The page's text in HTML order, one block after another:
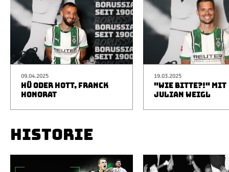
09.04.2025
HÜ ODER HOTT, FRANCK
HONORAT
19.03.2025
"WIE BITTE?!" MIT
JULIAN WEIGL
HISTORIE